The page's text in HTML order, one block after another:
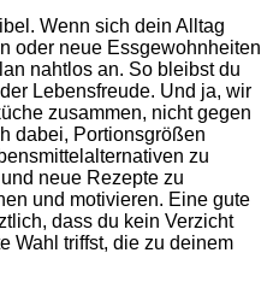
Wenn sich dein Alltag
oder neue Essgewohnheiten
nahtlos an. So bleibst du
Lebensfreude. Und ja, wir
zusammen, nicht gegen
dabei, Portionsgrößen
zu
neue Rezepte zu
und motivieren. Eine gute
dass du kein Verzicht
Wahl triffst, die zu deinem